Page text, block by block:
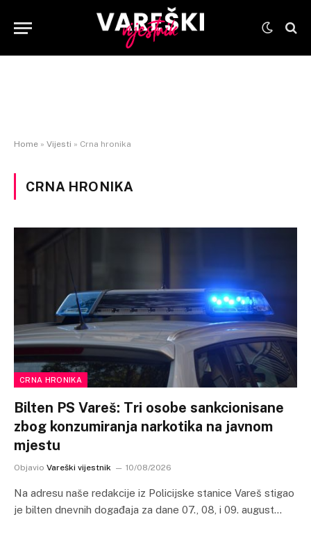
Home » Vijesti » Crna hronika
CRNA HRONIKA
CRNA HRONIKA
Bilten PS Vareš: Tri osobe sankcionisane
zbog konzumiranja narkotika na javnom
mjestu
Objavio Vareški vijestnik 10/08/2026
Na adresu naše redakcije iz Policijske stanice Vareš stigao
je bilten dnevnih događaja za dane 07., 08, i 09. august…